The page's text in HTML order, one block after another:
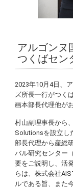
アルゴンヌ
つくばセン
2023年10月4日、
ズ所長一行がつく
画本部長代理他が
村山副理事長から
Solutionsを設立し
部長代理から産総
バル研究センター
要をご説明し、活
らは、株式会社
ルである旨、また